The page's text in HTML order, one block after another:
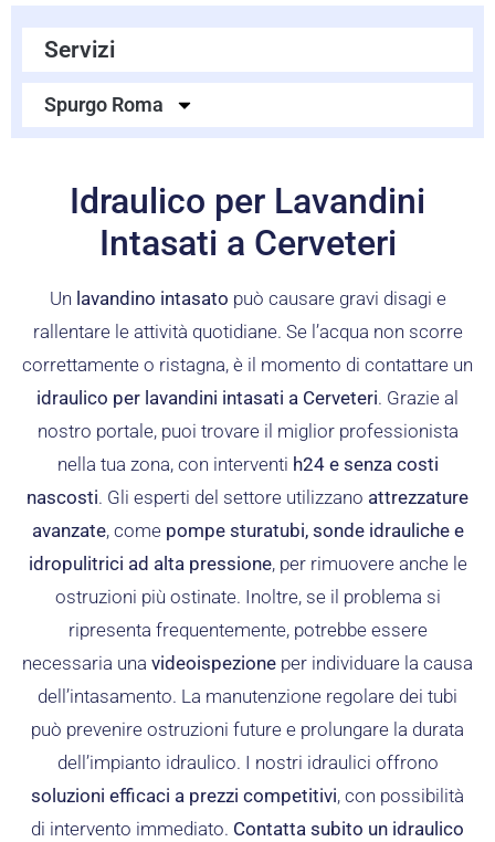
Servizi
Spurgo Roma
Idraulico per Lavandini
Intasati a Cerveteri
Un lavandino intasato può causare gravi disagi e
rallentare le attività quotidiane. Se l’acqua non scorre
correttamente o ristagna, è il momento di contattare un
idraulico per lavandini intasati a Cerveteri. Grazie al
nostro portale, puoi trovare il miglior professionista
nella tua zona, con interventi h24 e senza costi
nascosti. Gli esperti del settore utilizzano attrezzature
avanzate, come pompe sturatubi, sonde idrauliche e
idropulitrici ad alta pressione, per rimuovere anche le
ostruzioni più ostinate. Inoltre, se il problema si
ripresenta frequentemente, potrebbe essere
necessaria una videoispezione per individuare la causa
dell’intasamento. La manutenzione regolare dei tubi
può prevenire ostruzioni future e prolungare la durata
dell’impianto idraulico. I nostri idraulici offrono
soluzioni efficaci a prezzi competitivi, con possibilità
di intervento immediato. Contatta subito un idraulico